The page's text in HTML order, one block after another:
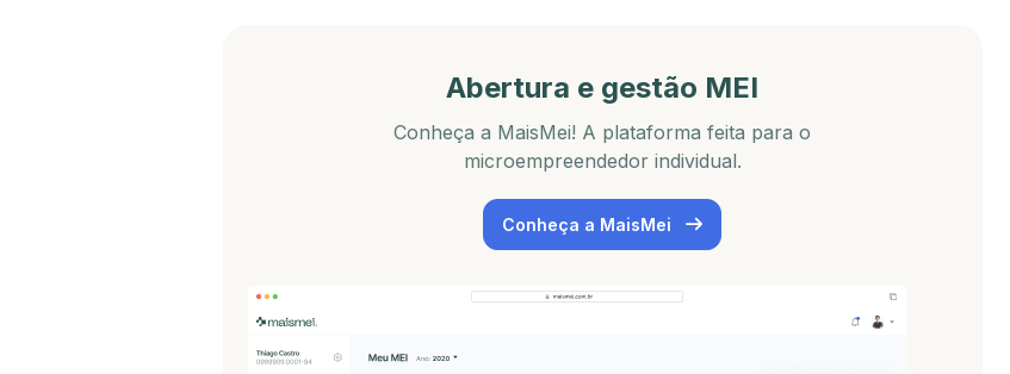
Abertura e gestão MEI
Conheça a MaisMei! A plataforma feita para o
microempreendedor individual.
Conheça a MaisMei